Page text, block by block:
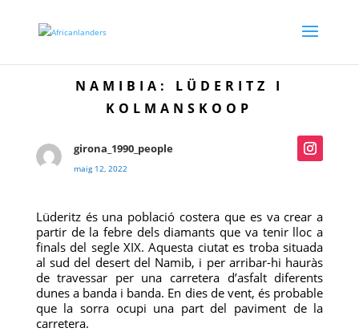
NAMIBIA: LÜDERITZ I
KOLMANSKOOP
girona_1990_people
maig 12, 2022
Lüderitz és una població costera que es va crear a
partir de la febre dels diamants que va tenir lloc a
finals del segle XIX. Aquesta ciutat es troba situada
al sud del desert del Namib, i per arribar-hi hauràs
de travessar per una carretera d’asfalt diferents
dunes a banda i banda. En dies de vent, és probable
que la sorra ocupi una part del paviment de la
carretera.